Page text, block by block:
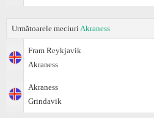
Următoarele meciuri Akraness
Fram Reykjavik
Akraness
Akraness
Grindavik